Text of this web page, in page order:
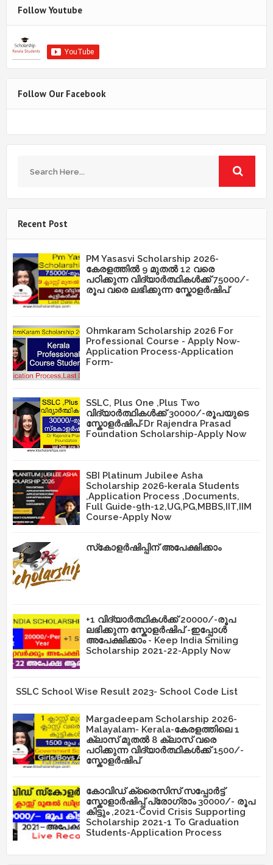
Follow Youtube
Follow Our Facebook
Recent Post
PM Yasasvi Scholarship 2026-
കേരളത്തിൽ 9 മുതൽ 12 വരെ
പഠിക്കുന്ന വിദ്യാർത്ഥികൾക്ക് 75000/-
രൂപ വരെ ലഭിക്കുന്ന സ്കോളർഷിപ്
Ohmkaram Scholarship 2026 For
Professional Course - Apply Now-
Application Process-Application
Form-
SSLC, Plus One ,Plus Two
വിദ്യാർത്ഥികൾക്ക് 30000/-രൂപയുടെ
സ്കോളർഷിപ്-Dr Rajendra Prasad
Foundation Scholarship-Apply Now
SBI Platinum Jubilee Asha
Scholarship 2026-kerala Students
,Application Process ,Documents,
Full Guide-9th-12,UG,PG,MBBS,IIT,IIM
Course-Apply Now
സ്‌കോളർഷിപ്പിന് അപേക്ഷിക്കാം
+1 വിദ്യാർത്ഥികൾക്ക് 20000/-രൂപ
ലഭിക്കുന്ന സ്കോളർഷിപ് -ഇപ്പോൾ
അപേക്ഷിക്കാം - Keep India Smiling
Scholarship 2021-22-Apply Now
SSLC School Wise Result 2023- School Code List
Margadeepam Scholarship 2026-
Malayalam- Kerala-കേരളത്തിലെ 1
ക്ലാസ് മുതൽ 8 ക്ലാസ് വരെ
പഠിക്കുന്ന വിദ്യാർത്ഥികൾക്ക് 1500/-
സ്കോളർഷിപ്
കോവിഡ് ക്രൈസിസ് സപ്പോർട്ട്
സ്കോളാർഷിപ്പ് പ്രോഗ്രാം 30000/- രൂപ
കിട്ടും ,2021-Covid Crisis Supporting
Scholarship 2021-1 To Graduation
Students-Application Process